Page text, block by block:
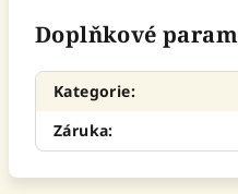
Doplňkové
Kategorie:
Záruka: